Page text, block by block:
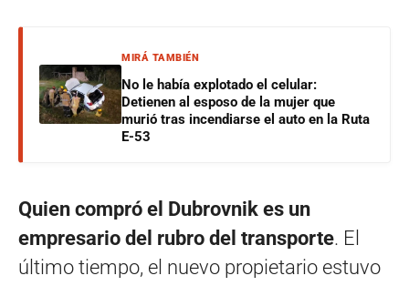
MIRÁ TAMBIÉN
No le había explotado el celular:
Detienen al esposo de la mujer que
murió tras incendiarse el auto en la Ruta
E-53
Quien compró el Dubrovnik es un
empresario del rubro del transporte. El
último tiempo, el nuevo propietario estuvo